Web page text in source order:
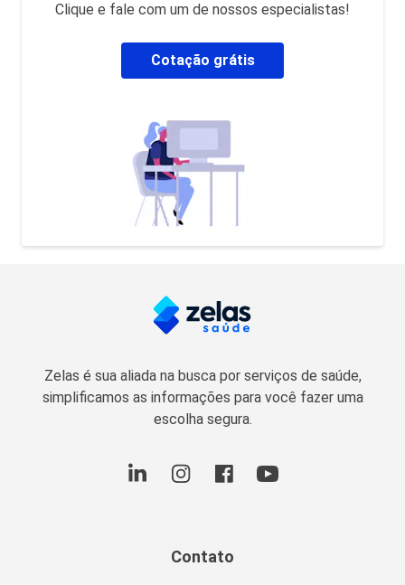
Clique e fale com um de nossos especialistas!
Cotação grátis
Zelas é sua aliada na busca por serviços de saúde,
simplificamos as informações para você fazer uma
escolha segura.
Contato